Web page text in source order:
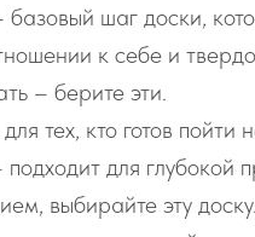
шаг доски,
к себе и
– берите эти.
тех, кто готов пойти
для глубокой
выбирайте эту доску.